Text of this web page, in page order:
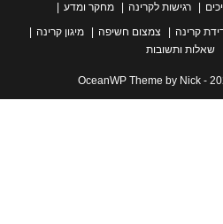
לקרינה
מחקר ומדע
צמצום חשיפה
מיגון קרינה